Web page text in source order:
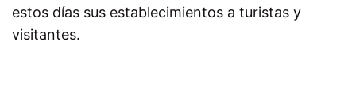
estos días sus establecimientos a turistas y
visitantes.